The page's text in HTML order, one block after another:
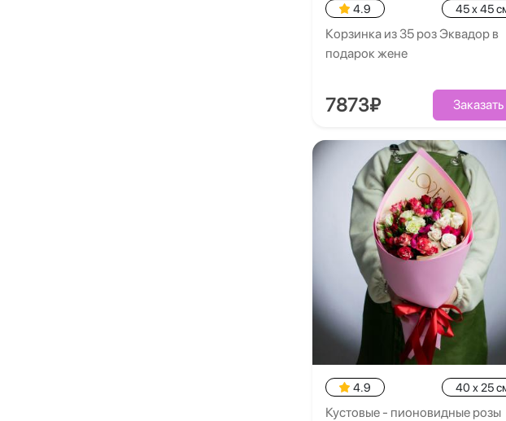
4.9 45 x 45
Корзинка из 35 роз Эквадор в
подарок жене
7873₽ Заказать
4.9 40 x 25
Кустовые - пионовидные розы